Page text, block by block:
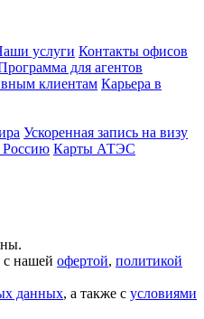
услуги Контакты офисов
для агентов
клиентам Карьера в
Ускоренная запись на визу
Карты АТЭС
с нашей офертой, политикой
данных, а также с условиями